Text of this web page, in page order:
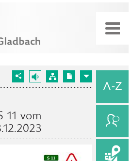
11 vom